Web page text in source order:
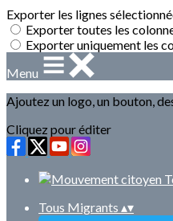
Exporter les lignes
Exporter toutes les
Exporter uniquement les
Menu
Ajoutez un logo, un bouton,
Cliquez pour éditer
Tous Migrants ▴▾